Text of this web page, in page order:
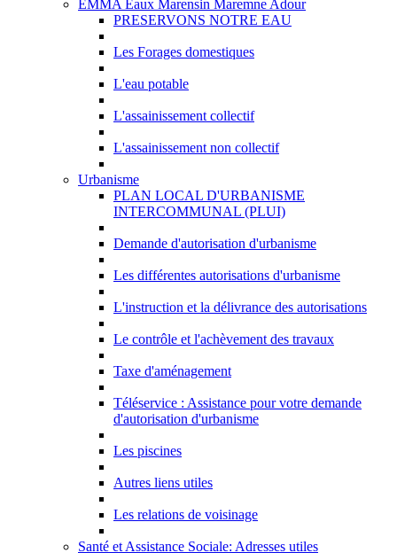
EMMA Eaux Marensin Maremne Adour
PRESERVONS NOTRE EAU
Les Forages domestiques
L'eau potable
L'assainissement collectif
L'assainissement non collectif
Urbanisme
PLAN LOCAL D'URBANISME
INTERCOMMUNAL (PLUI)
Demande d'autorisation d'urbanisme
Les différentes autorisations d'urbanisme
L'instruction et la délivrance des autorisations
Le contrôle et l'achèvement des travaux
Taxe d'aménagement
Téléservice : Assistance pour votre demande
d'autorisation d'urbanisme
Les piscines
Autres liens utiles
Les relations de voisinage
Santé et Assistance Sociale: Adresses utiles